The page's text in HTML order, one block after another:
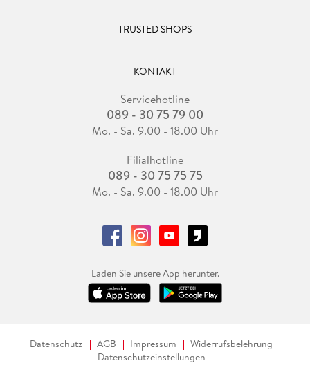
TRUSTED SHOPS
KONTAKT
Servicehotline
089 - 30 75 79 00
Mo. - Sa. 9.00 - 18.00 Uhr
Filialhotline
089 - 30 75 75 75
Mo. - Sa. 9.00 - 18.00 Uhr
Laden Sie unsere App herunter.
Datenschutz AGB Impressum
Widerrufsbelehrung
Datenschutzeinstellungen